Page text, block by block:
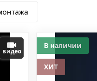
видео
В наличии
ХИТ